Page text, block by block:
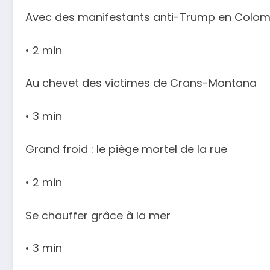
Avec des manifestants anti-Trump en
• 2 min
Au chevet des victimes de Crans-Montana
• 3 min
Grand froid : le piège mortel de la rue
• 2 min
Se chauffer grâce à la mer
• 3 min